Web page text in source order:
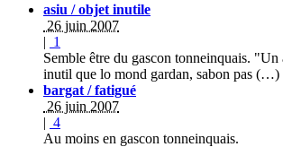
asiu / objet inutile
26 juin 2007
| 1
Semble être du gascon tonneinquais. "Un
inutil que lo mond gardan, sabon pas (…)
bargat / fatigué
26 juin 2007
| 4
Au moins en gascon tonneinquais.